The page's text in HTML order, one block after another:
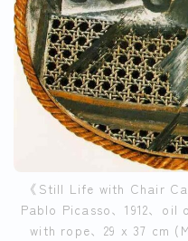
《Still Life with Chair
Pablo Picasso、1912、
with rope、29 x 37 cm